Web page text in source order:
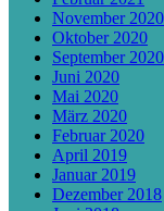
November 2020
Oktober 2020
September 2020
Juni 2020
Mai 2020
März 2020
Februar 2020
April 2019
Januar 2019
Dezember 2018